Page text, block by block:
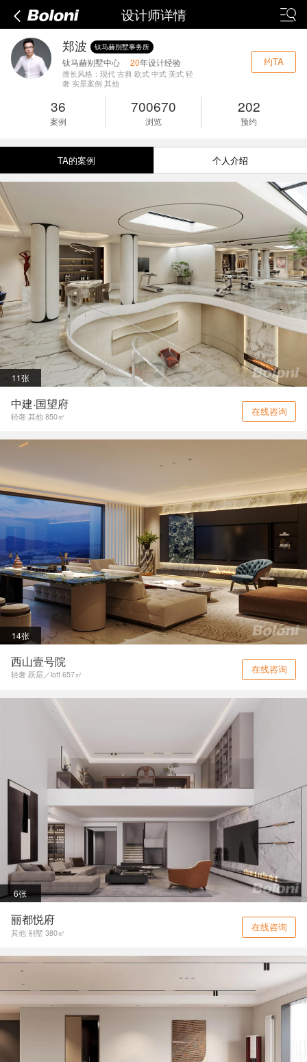
设计师详情
郑波 钛马赫别墅事务所
钛马赫别墅中心 20年设计经验
擅长风格：现代 古典 欧式 中式 美式 轻
奢 实景案例 其他
约TA
36
案例
700670
浏览
202
预约
TA的案例 个人介绍
11张
中建·国望府
轻奢 其他 850㎡ 在线咨询
14张
西山壹号院
轻奢 跃层／loft 657㎡ 在线咨询
6张
丽都悦府
其他 别墅 380㎡ 在线咨询